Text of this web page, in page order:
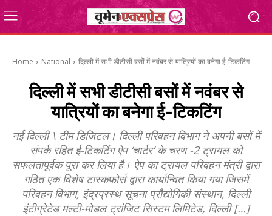
Home National दिल्ली में सभी डीटीसी बसों में नवंबर से यात्रियों का बनेगा ई-टिकटिंग
दिल्ली में सभी डीटीसी बसों में नवंबर से
यात्रियों का बनेगा ई-टिकटिंग
नई दिल्ली \ टीम डिजिटल। दिल्ली परिवहन विभाग ने अपनी बसों में
संपर्क रहित ई-टिकटिंग ऐप ‘चार्टर’ के चरण -2 ट्रायल को
सफलतापूर्वक पूरा कर लिया है। ऐप का ट्रायल परिवहन मंत्री द्वारा
गठित एक विशेष टास्कफोर्स द्वारा कार्यान्वित किया गया जिसमें
परिवहन विभाग, इंद्रप्रस्थ सूचना प्रौद्योगिकी संस्थान, दिल्ली
इंटीग्रेटेड मल्टी-मोडल ट्रांजिट सिस्टम लिमिटेड, दिल्ली […]